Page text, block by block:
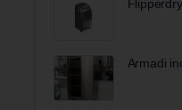
Armadi